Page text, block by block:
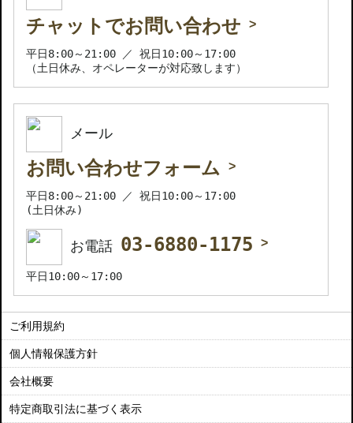
チャットでお問い合わせ
平日8:00～21:00 ／ 祝日10:00～17:00
（土日休み、オペレーターが対応致します）
メール
お問い合わせフォーム
平日8:00～21:00 ／ 祝日10:00～17:00
(土日休み)
お電話 03-6880-1175
平日10:00～17:00
ご利用規約
個人情報保護方針
会社概要
特定商取引法に基づく表示